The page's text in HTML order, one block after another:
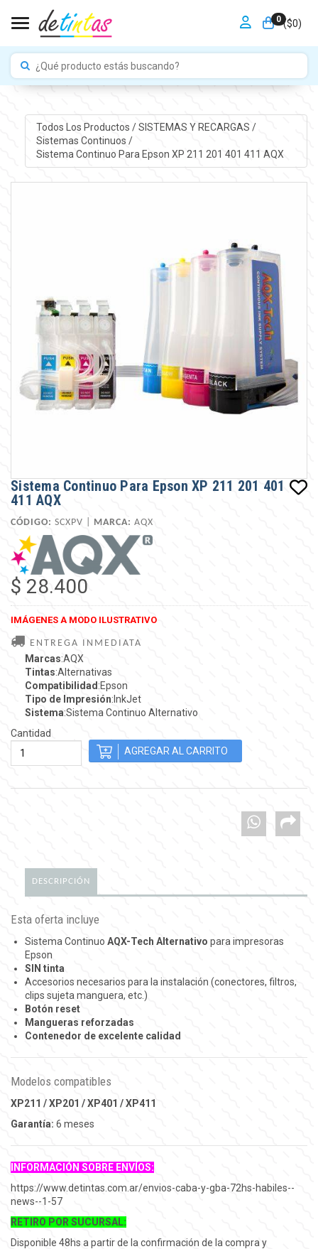
0 ($0)
Toggle navigation
Todos Los Productos /SISTEMAS Y RECARGAS /
Sistemas Continuos /
Sistema Continuo Para Epson XP 211 201 401 411 AQX
Sistema Continuo Para Epson XP 211 201 401
411 AQX
CÓDIGO: SCXPV | MARCA: AQX
$ 28.400
IMÁGENES A MODO ILUSTRATIVO
ENTREGA INMEDIATA
Marcas:AQX
Tintas:Alternativas
Compatibilidad :Epson
Tipo de Impresión:InkJet
Sistema:Sistema Continuo Alternativo
Cantidad
DESCRIPCIÓN
Esta oferta incluye
Sistema Continuo AQX-Tech Alternativo para impresoras
Epson
SIN tinta
Accesorios necesarios para la instalación (conectores, filtros,
clips sujeta manguera, etc.)
Botón reset
Mangueras reforzadas
Contenedor de excelente calidad
Modelos compatibles
XP211 / XP201 / XP401 / XP411
Garantía: 6 meses
INFORMACIÓN SOBRE ENVÍOS:
https://www.detintas.com.ar/envios-caba-y-gba-72hs-habiles--
news--1-57
RETIRO POR SUCURSAL:
Disponible 48hs a partir de la confirmación de la compra y